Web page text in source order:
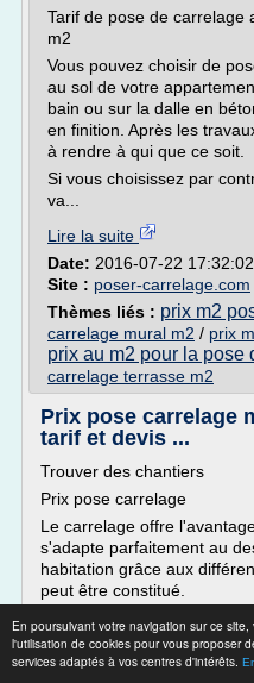
En poursuivant votre navigation sur ce
l'utilisation de cookies pour vous proposer
services adaptés à vos centres d'intérêts.
Tarif de pose de carrelage
m2
Vous pouvez choisir de
au sol de votre
bain ou sur la dalle en
en finition. Après les
à rendre à qui que ce soit.
Si vous choisissez par
va...
Lire la suite
Date: 2016-07-22 17:32:02
Site : poser-carrelage.com
Thèmes liés : prix m2
carrelage mural m2 / prix
prix au m2 pour la pose
carrelage terrasse m2
Prix pose carrelage
tarif et devis ...
Trouver des chantiers
Prix pose carrelage
Le carrelage offre
s'adapte parfaitement au
habitation grâce aux
peut être constitué.
Le carrelage mural est de
salles de bains et le
une terrasse extérieur